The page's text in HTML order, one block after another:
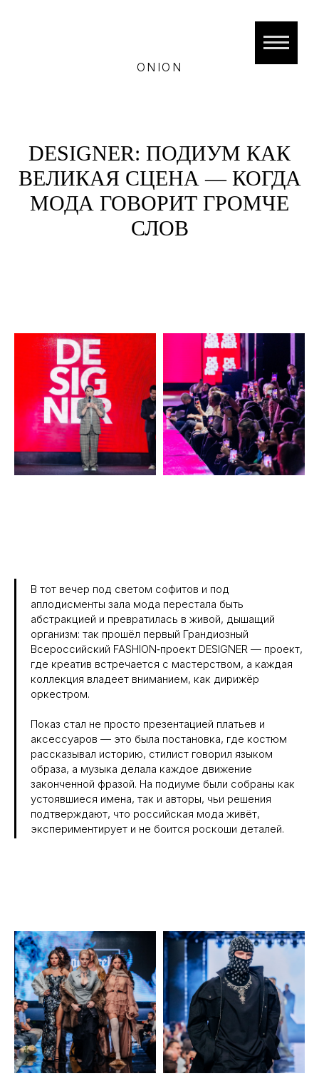
ONION
DESIGNER: ПОДИУМ КАК
ВЕЛИКАЯ СЦЕНА — КОГДА
МОДА ГОВОРИТ ГРОМЧЕ
СЛОВ
В тот вечер под светом софитов и под
аплодисменты зала мода перестала быть
абстракцией и превратилась в живой, дышащий
организм: так прошёл первый Грандиозный
Всероссийский FASHION‑проект DESIGNER — проект,
где креатив встречается с мастерством, а каждая
коллекция владеет вниманием, как дирижёр
оркестром.
Показ стал не просто презентацией платьев и
аксессуаров — это была постановка, где костюм
рассказывал историю, стилист говорил языком
образа, а музыка делала каждое движение
законченной фразой. На подиуме были собраны как
устоявшиеся имена, так и авторы, чьи решения
подтверждают, что российская мода живёт,
экспериментирует и не боится роскоши деталей.